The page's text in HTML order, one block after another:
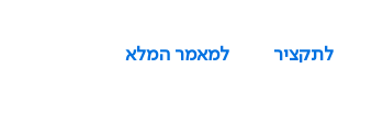
לתקציר
למאמר המלא